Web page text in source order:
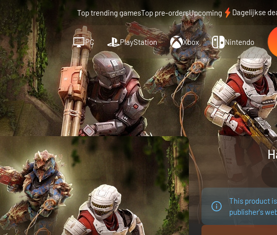
Top trending gamesTop pre-ordersUpcoming Dagelijkse
PC PlayStation Xbox Nintendo
This product is
publisher's